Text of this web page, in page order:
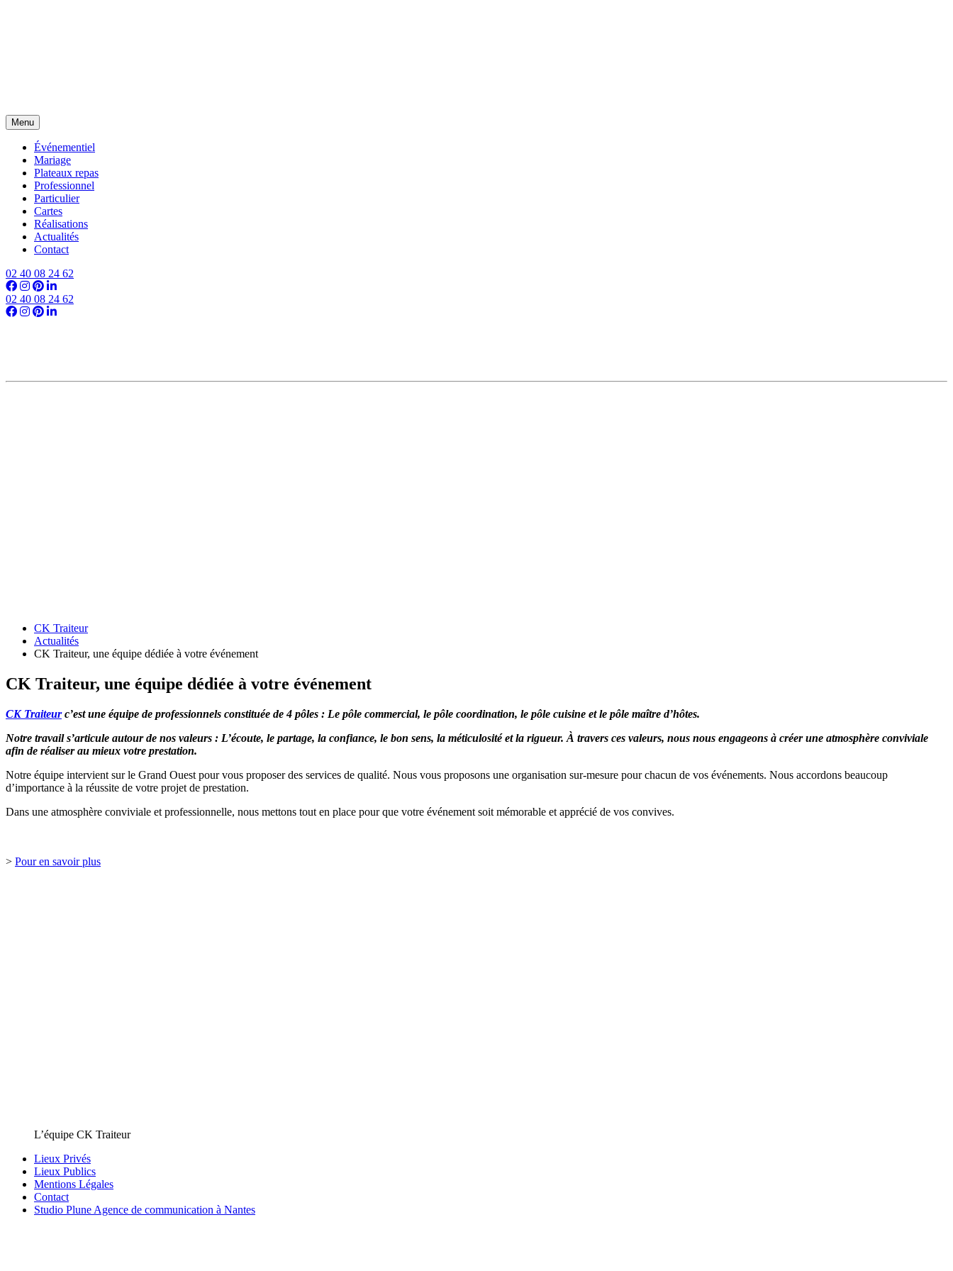
Menu
Événementiel
Mariage
Plateaux repas
Professionnel
Particulier
Cartes
Réalisations
Actualités
Contact
02 40 08 24 62
02 40 08 24 62
CK Traiteur
Actualités
CK Traiteur, une équipe dédiée à votre événement
CK Traiteur, une équipe dédiée à votre événement
CK Traiteurc’est une équipe de professionnels constituée de 4 pôles : Le pôle commercial, le pôle coordination, le pôle cuisine et le pôle maître d’hôtes.
Notre travail s’articule autour de nos valeurs : L’écoute, le partage, la confiance, le bon sens, la méticulosité et la rigueur. À travers ces valeurs, nous nous engageons à créer une atmosphère conviviale
afin de réaliser au mieux votre prestation.
Notre équipe intervient sur le Grand Ouest pour vous proposer des services de qualité. Nous vous proposons une organisation sur-mesure pour chacun de vos événements. Nous accordons beaucoup
d’importance à la réussite de votre projet de prestation.
Dans une atmosphère conviviale et professionnelle, nous mettons tout en place pour que votre événement soit mémorable et apprécié de vos convives.
> Pour en savoir plus
L’équipe CK Traiteur
Lieux Privés
Lieux Publics
Mentions Légales
Contact
Studio Plune Agence de communication à Nantes